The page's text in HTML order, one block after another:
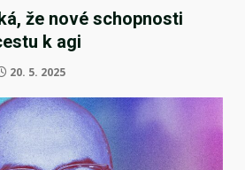
že nové schopnosti
k agi
20. 5. 2025